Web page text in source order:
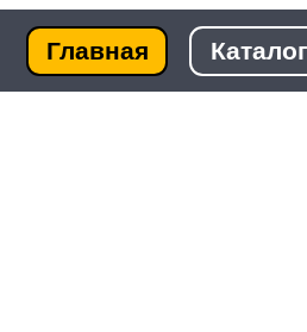
Главная Каталог